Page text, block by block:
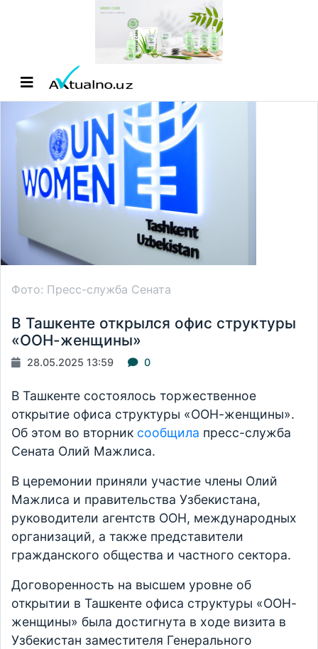
Фото: Пресс-служба Сената
В Ташкенте открылся офис структуры
«ООН-женщины»
28.05.2025 13:59 0
В Ташкенте состоялось торжественное
открытие офиса структуры «ООН-женщины».
Об этом во вторник сообщила пресс-служба
Сената Олий Мажлиса.
В церемонии приняли участие члены Олий
Мажлиса и правительства Узбекистана,
руководители агентств ООН, международных
организаций, а также представители
гражданского общества и частного сектора.
Договоренность на высшем уровне об
открытии в Ташкенте офиса структуры «ООН-
женщины» была достигнута в ходе визита в
Узбекистан заместителя Генерального